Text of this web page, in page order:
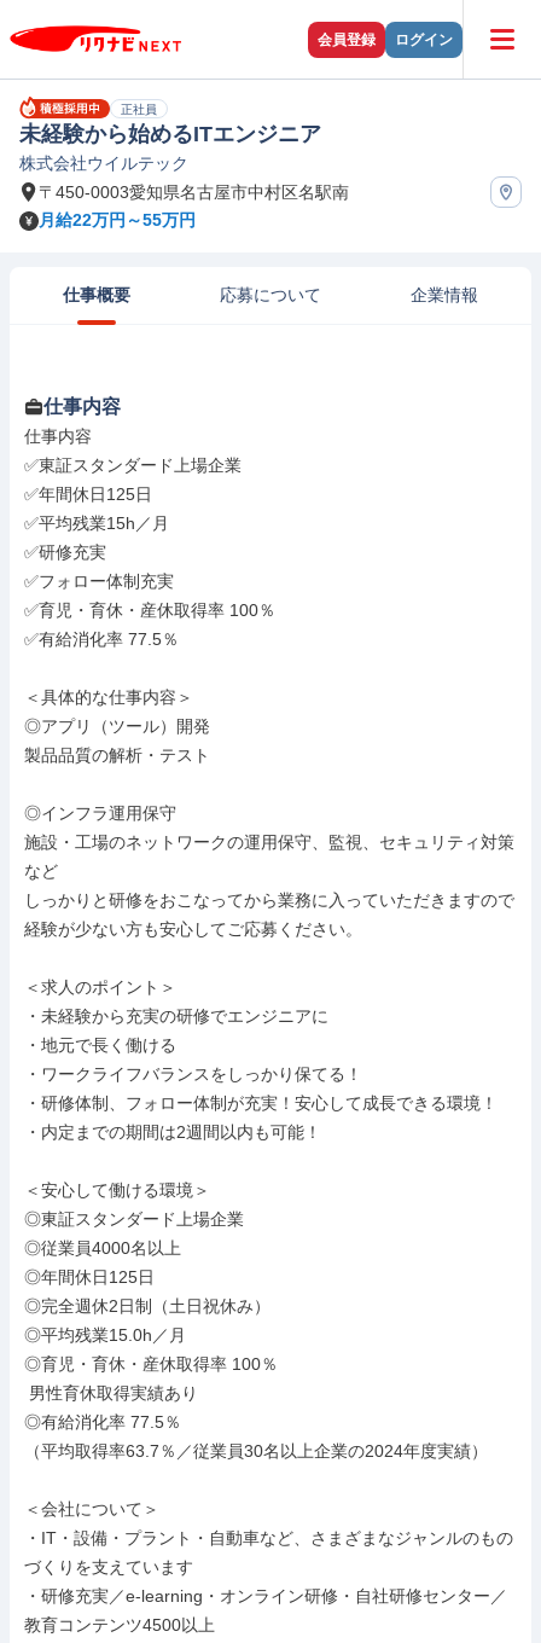
会員登録 ログイン
正社員
未経験から始めるITエンジニア
株式会社ウイルテック
〒450-0003愛知県名古屋市中村区名駅南
月給22万円～55万円
仕事概要 応募について 企業情報
仕事内容
仕事内容
✅東証スタンダード上場企業
✅年間休日125日
✅平均残業15h／月
✅研修充実
✅フォロー体制充実
✅育児・育休・産休取得率 100％
✅有給消化率 77.5％
＜具体的な仕事内容＞
◎アプリ（ツール）開発
製品品質の解析・テスト
◎インフラ運用保守
施設・工場のネットワークの運用保守、監視、セキュリティ対策
など
しっかりと研修をおこなってから業務に入っていただきますので
経験が少ない方も安心してご応募ください。
＜求人のポイント＞
・未経験から充実の研修でエンジニアに
・地元で長く働ける
・ワークライフバランスをしっかり保てる！
・研修体制、フォロー体制が充実！安心して成長できる環境！
・内定までの期間は2週間以内も可能！
＜安心して働ける環境＞
◎東証スタンダード上場企業
◎従業員4000名以上
◎年間休日125日
◎完全週休2日制（土日祝休み）
◎平均残業15.0h／月
◎育児・育休・産休取得率 100％
◎有給消化率 77.5％
（平均取得率63.7％／従業員30名以上企業の2024年度実績）
＜会社について＞
・IT・設備・プラント・自動車など、さまざまなジャンルのもの
づくりを支えています
・研修充実／e-learning・オンライン研修・自社研修センター／
教育コンテンツ4500以上